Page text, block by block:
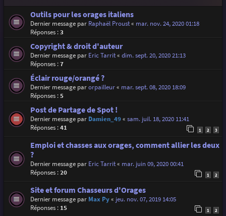
Outils pour les orages italiens
Dernier message par Raphaël Proust« mar. nov. 24, 2020 01:18
Réponses :3
Copyright & droit d'auteur
Dernier message par Eric Tarrit« dim. sept. 20, 2020 21:13
Réponses :7
Éclair rouge/orangé ?
Dernier message parorpailleur« mar. sept. 08, 2020 18:09
Réponses :5
Post de Partage de Spot !
Dernier message par Damien_49« sam. juil. 18, 2020 11:41
Réponses :41 1 2 3
Emploi et chasses aux orages, comment allier les deux
?
Dernier message par Eric Tarrit« mar. juin 09, 2020 00:41
Réponses :20 1 2
Site et forum Chasseurs d'Orages
Dernier message par Max Py« jeu. nov. 07, 2019 14:05
Réponses : 15 1 2